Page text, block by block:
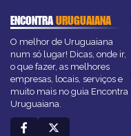
ENCONTRAURUGUAIANA
O melhor de Uruguaiana
num só lugar! Dicas, onde ir,
o que fazer, as melhores
empresas, locais, serviços e
muito mais no guia Encontra
Uruguaiana.